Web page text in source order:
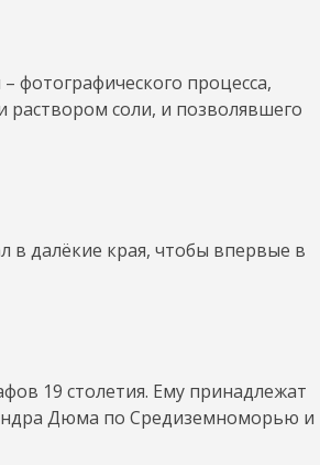
фотографического процесса,
раствором соли, и позволявшего
в далёкие края, чтобы впервые в
19 столетия. Ему принадлежат
Дюма по Средиземноморью и